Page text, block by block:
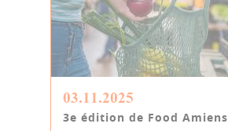
03.11.2025
3e édition de Food Amiens